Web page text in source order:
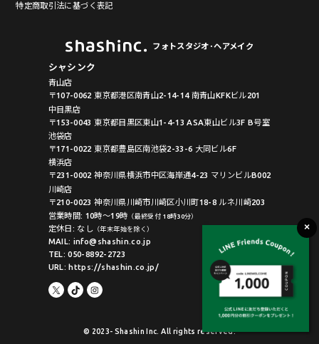
特定商取引法に基づく表記
フォトスタジオ･ヘアメイク
シャシンク
青山店
〒107-0062 東京都港区南青山2-14-14 南青山KFKビル201
中目黒店
〒153-0043 東京都目黒区東山1-4-13 ASA東山ビル3F B号室
池袋店
〒171-0022 東京都豊島区南池袋2-33-6 大同ビル6F
横浜店
〒231-0002 神奈川県横浜市中区海岸通4-23 マリンビルB002
川崎店
〒210-0023 神奈川県川崎市川崎区小川町18-8 ルネ川崎203
営業時間: 10時〜19時 （最終受付 18時30分）
定休日: なし （年末年始を除く）
MAIL: info@shashin.co.jp
TEL: 050-8892-2723
URL: https://shashin.co.jp/
© 2023- Shashin Inc. All rights reserved.